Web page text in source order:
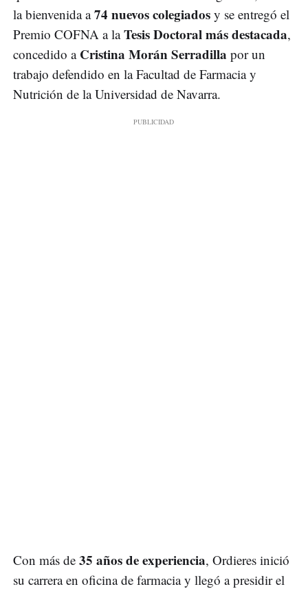
la bienvenida a74 nuevos colegiados y se entregó el
Premio COFNA a laTesis Doctoral más destacada,
concedido a Cristina Morán Serradilla por un
trabajo defendido en la Facultad de Farmacia y
Nutrición de la Universidad de Navarra.
Con más de 35 años de experiencia, Ordieres inició
su carrera en oficina de farmacia y llegó a presidir el